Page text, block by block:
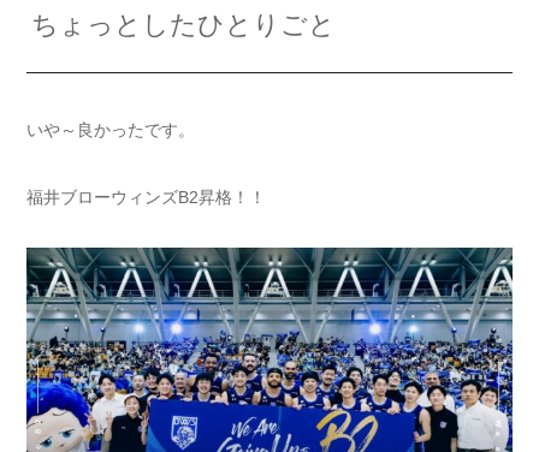
ちょっとしたひとりごと
いや～良かったです。
福井ブローウィンズB2昇格！！